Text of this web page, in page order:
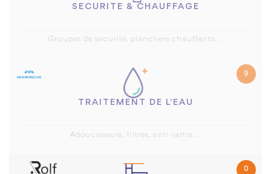
SECURITE & CHAUFFAGE
Groupes de securité, planchers chauffants...
9
TRAITEMENT DE L'EAU
Adoucisseurs, filtres, anti-tartre...
0